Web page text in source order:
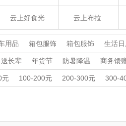
云上好食光 云上布拉
东方沁 绽家
MOVA
用品 箱包服饰 箱包服饰 生活日
电器 杯壶厨具 杯壶厨具 个护清
送长辈 年货节 防暑降温 商务馈
学季礼品 毕业季礼品 开门红专区
案例 珠宝礼品 酒店旅游 高校
产礼品 汽车礼品 进店礼 情人节
元 100-200元 200-300元 300-